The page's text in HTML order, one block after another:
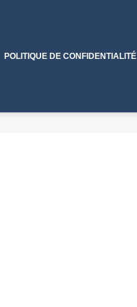
POLITIQUE DE CONFIDENTIALITÉ